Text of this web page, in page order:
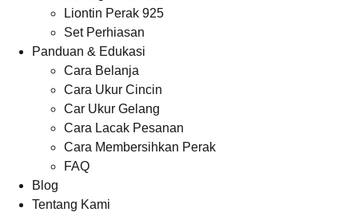
Liontin Perak 925
Set Perhiasan
Panduan & Edukasi
Cara Belanja
Cara Ukur Cincin
Car Ukur Gelang
Cara Lacak Pesanan
Cara Membersihkan Perak
FAQ
Blog
Tentang Kami